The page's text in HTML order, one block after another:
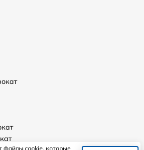
файлы cookie, которые